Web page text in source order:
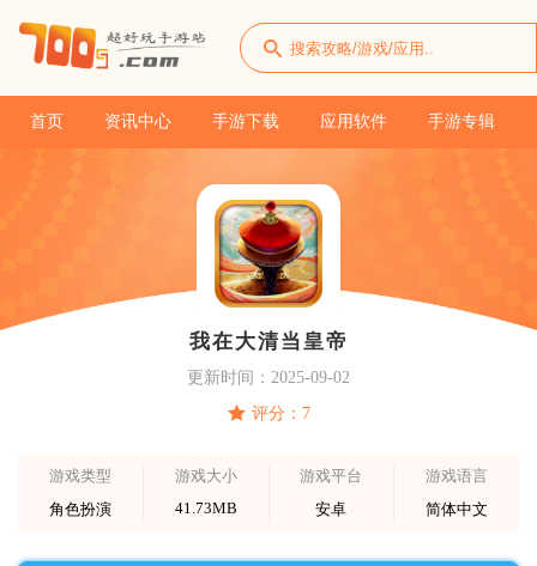
首页 资讯中心 手游下载 应用软件 手游专辑
我在大清当皇帝
更新时间：2025-09-02
评分：7
游戏类型
角色扮演
游戏大小
41.73MB
游戏平台
安卓
游戏语言
简体中文